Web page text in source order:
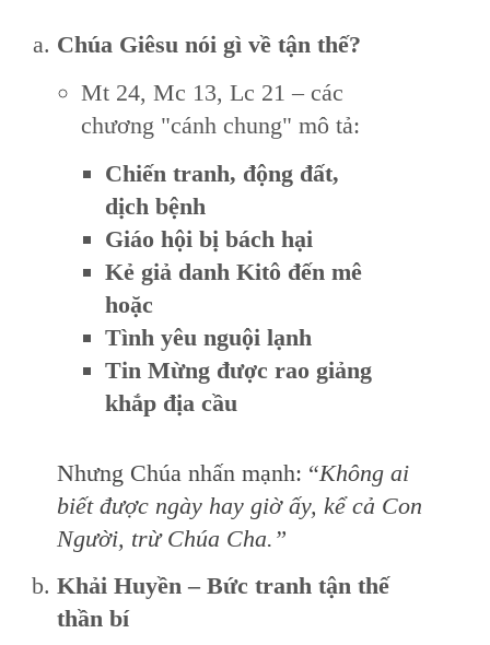
Chúa Giêsu nói gì về tận thế?
Mt 24, Mc 13, Lc 21 – các
chương "cánh chung" mô tả:
Chiến tranh, động đất,
dịch bệnh
Giáo hội bị bách hại
Kẻ giả danh Kitô đến mê
hoặc
Tình yêu nguội lạnh
Tin Mừng được rao giảng
khắp địa cầu
Nhưng Chúa nhấn mạnh: “Không ai
biết được ngày hay giờ ấy, kể cả Con
Người, trừ Chúa Cha.”
Khải Huyền – Bức tranh tận thế
thần bí